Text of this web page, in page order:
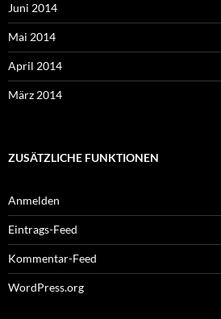
Juni 2014
Mai 2014
April 2014
März 2014
ZUSÄTZLICHE FUNKTIONEN
Anmelden
Eintrags-Feed
Kommentar-Feed
WordPress.org